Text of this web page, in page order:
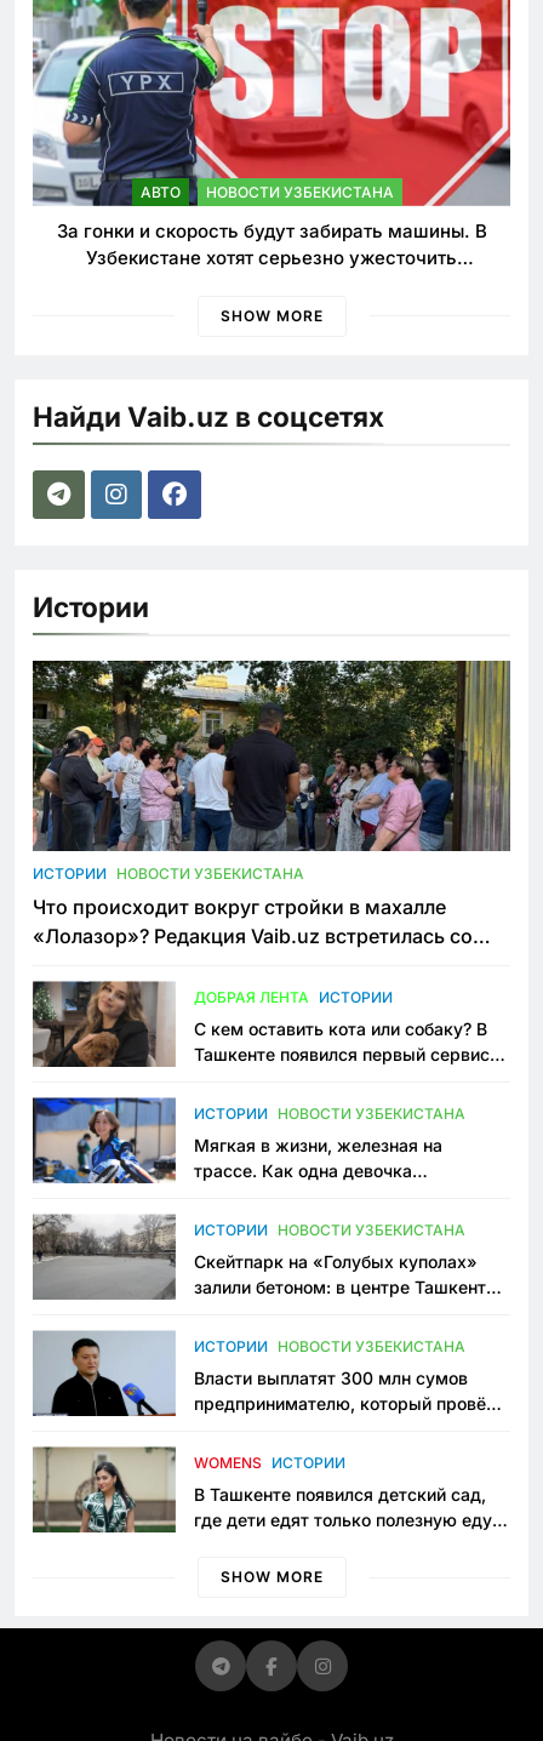
АВТО НОВОСТИ УЗБЕКИСТАНА
За гонки и скорость будут забирать машины. В
Узбекистане хотят серьезно ужесточить
SHOW MORE
Найди Vaib.uz в соцсетях
Истории
ИСТОРИИ НОВОСТИ УЗБЕКИСТАНА
Что происходит вокруг стройки в махалле
«Лолазор»? Редакция Vaib.uz встретилась со
ДОБРАЯ ЛЕНТА ИСТОРИИ
С кем оставить кота или собаку? В
Ташкенте появился первый сервис
ИСТОРИИ НОВОСТИ УЗБЕКИСТАНА
Мягкая в жизни, железная на
трассе. Как одна девочка
Узбекистане
ИСТОРИИ НОВОСТИ УЗБЕКИСТАНА
Скейтпарк на «Голубых куполах»
залили бетоном: в центре Ташкента
пространство
ИСТОРИИ НОВОСТИ УЗБЕКИСТАНА
Власти выплатят 300 млн сумов
предпринимателю, который провёл
приговору
WOMENS ИСТОРИИ
В Ташкенте появился детский сад,
где дети едят только полезную еду.
просить «кашу без сахара»
SHOW MORE